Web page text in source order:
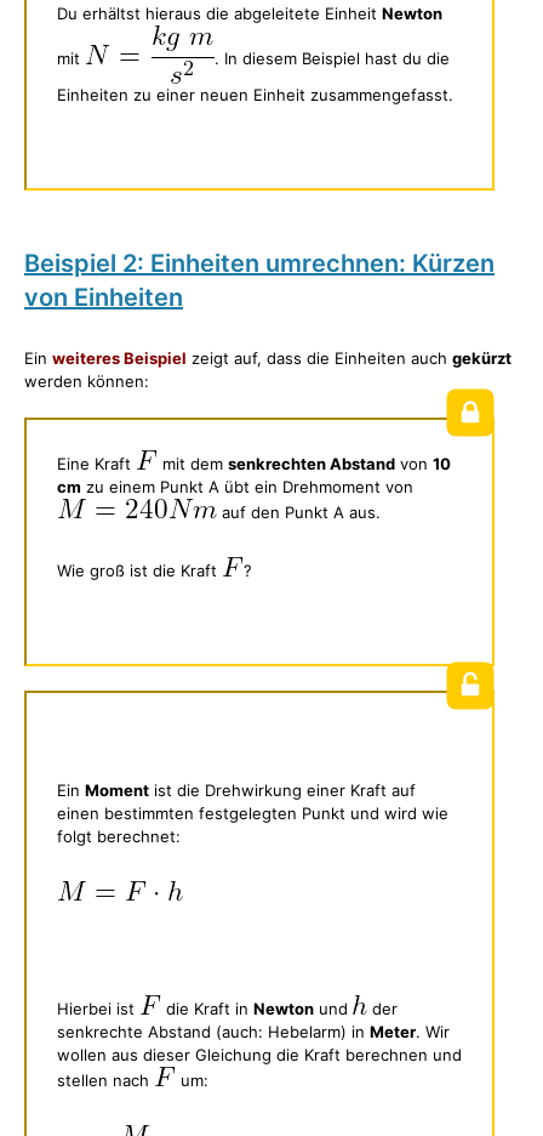
Du erhältst hieraus die abgeleitete Einheit Newton
mit
. In diesem Beispiel hast du die
Einheiten zu einer neuen Einheit zusammengefasst.
Beispiel 2: Einheiten umrechnen: Kürzen
von Einheiten
Ein weiteres Beispiel zeigt auf, dass die Einheiten auch gekürzt
werden können:
Eine Kraft mit dem senkrechten Abstand von 10
cm zu einem Punkt A übt ein Drehmoment von
auf den Punkt A aus.
Wie groß ist die Kraft ?
Ein Moment ist die Drehwirkung einer Kraft auf
einen bestimmten festgelegten Punkt und wird wie
folgt berechnet:
Hierbei ist die Kraft in Newton und
der
senkrechte Abstand (auch: Hebelarm) in Meter. Wir
wollen aus dieser Gleichung die Kraft berechnen und
stellen nach
um: